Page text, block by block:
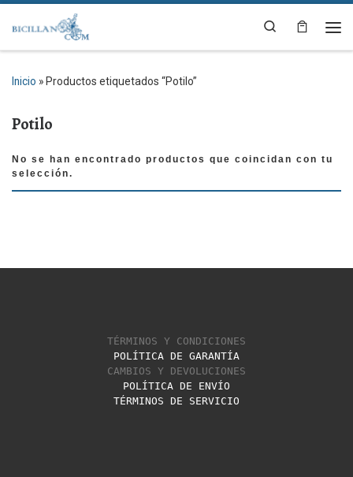
Saltar al contenido
Search
Inicio » Productos etiquetados “Potilo”
Potilo
No se han encontrado productos que coincidan con tu
selección.
TÉRMINOS Y CONDICIONES
POLÍTICA DE GARANTÍA
CAMBIOS Y DEVOLUCIONES
POLÍTICA DE ENVÍO
TÉRMINOS DE SERVICIO